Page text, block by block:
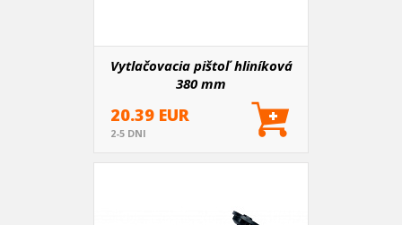
Vytlačovacia pištoľ hliníková
380 mm
20.39 EUR
2-5 DNI